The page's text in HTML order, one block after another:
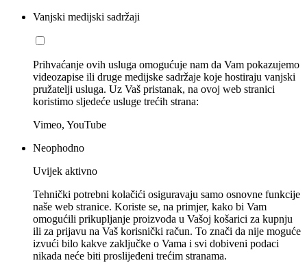
Vanjski medijski sadržaji
Prihvaćanje ovih usluga omogućuje nam da Vam pokazujemo
videozapise ili druge medijske sadržaje koje hostiraju vanjski
pružatelji usluga. Uz Vaš pristanak, na ovoj web stranici
koristimo sljedeće usluge trećih strana:
Vimeo, YouTube
Neophodno
Uvijek aktivno
Tehnički potrebni kolačići osiguravaju samo osnovne funkcije
naše web stranice. Koriste se, na primjer, kako bi Vam
omogućili prikupljanje proizvoda u Vašoj košarici za kupnju
ili za prijavu na Vaš korisnički račun. To znači da nije moguće
izvući bilo kakve zaključke o Vama i svi dobiveni podaci
nikada neće biti proslijeđeni trećim stranama.